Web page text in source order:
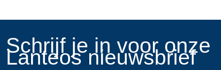
​Schrijf je in voor onze
Lanteos nieuwsbrief